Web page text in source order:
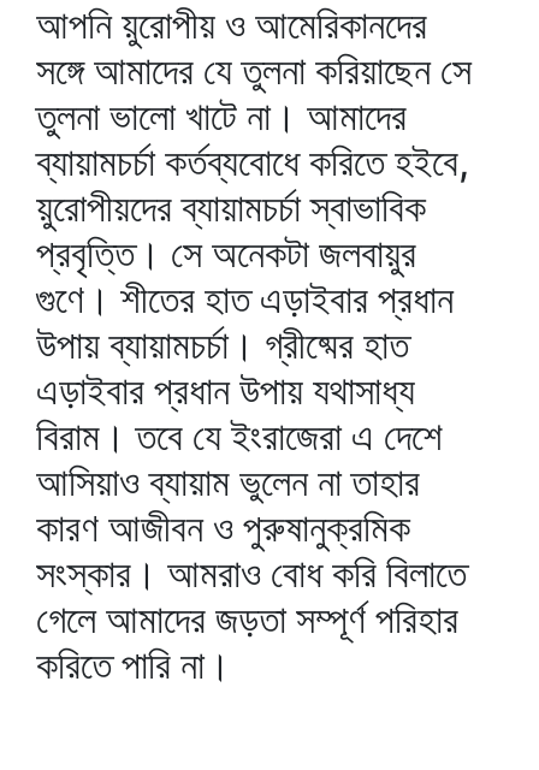
আপনি য়ুরোপীয় ও আমেরিকানদের
সঙ্গে আমাদের যে তুলনা করিয়াছেন সে
তুলনা ভালো খাটে না। আমাদের
ব্যায়ামচর্চা কর্তব্যবোধে করিতে হইবে,
য়ুরোপীয়দের ব্যায়ামচর্চা স্বাভাবিক
প্রবৃত্তি। সে অনেকটা জলবায়ুর
গুণে। শীতের হাত এড়াইবার প্রধান
উপায় ব্যায়ামচর্চা। গ্রীষ্মের হাত
এড়াইবার প্রধান উপায় যথাসাধ্য
বিরাম। তবে যে ইংরাজেরা এ দেশে
আসিয়াও ব্যায়াম ভুলেন না তাহার
কারণ আজীবন ও পুরুষানুক্রমিক
সংস্কার। আমরাও বোধ করি বিলাতে
গেলে আমাদের জড়তা সম্পূর্ণ পরিহার
করিতে পারি না।